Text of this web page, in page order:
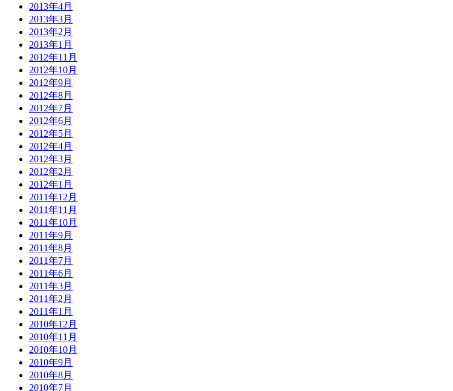
2013年4月
2013年3月
2013年2月
2013年1月
2012年11月
2012年10月
2012年9月
2012年8月
2012年7月
2012年6月
2012年5月
2012年4月
2012年3月
2012年2月
2012年1月
2011年12月
2011年11月
2011年10月
2011年9月
2011年8月
2011年7月
2011年6月
2011年3月
2011年2月
2011年1月
2010年12月
2010年11月
2010年10月
2010年9月
2010年8月
2010年7月